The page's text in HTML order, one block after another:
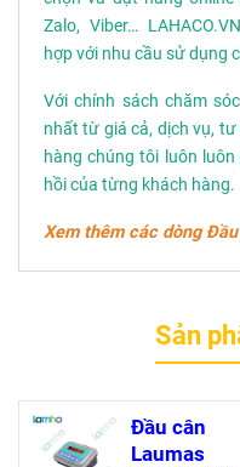
Zalo, Viber…
hợp với nhu cầu sử dụng
Với chính sách chăm
nhất từ giá cả, dịch vụ,
hàng chúng tôi luôn
hồi của từng khách hàng.
Xem thêm các dòng
Sản
Đầu cân
Laumas